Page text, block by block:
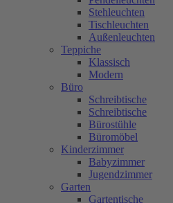
Stehleuchten
Tischleuchten
Außenleuchten
Teppiche
Klassisch
Modern
Büro
Schreibtische
Schreibtische
Bürostühle
Büromöbel
Kinderzimmer
Babyzimmer
Jugendzimmer
Garten
Gartentische